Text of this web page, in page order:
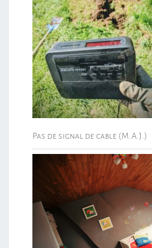
Pas de signal de cable (M.A.J.)